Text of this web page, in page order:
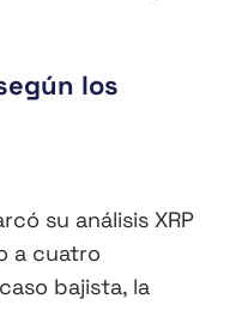
los
su análisis XRP
a cuatro
bajista, la